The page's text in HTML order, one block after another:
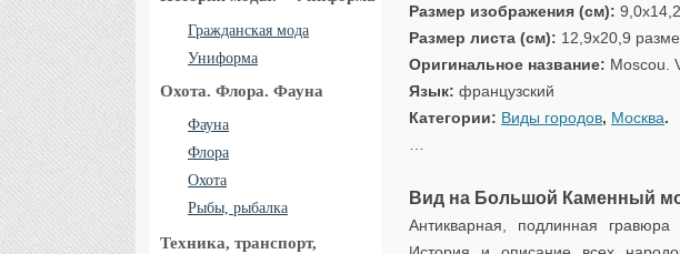
Гражданская мода
Униформа
Охота. Флора. Фауна
Фауна
Флора
Охота
Рыбы, рыбалка
Техника, транспорт,
Размер изображения (см): 9,0x14,2
Размер листа (см): 12,9x20,9
Оригинальное название: Moscou.
Язык: французский
Категории: Виды городов, Москва.
Вид на Большой Каменный
Антикварная, подлинная